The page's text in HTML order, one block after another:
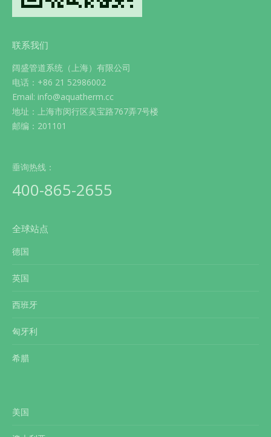
联系我们
阔盛管道系统（上海）有限公司
电话：+86 21 52986002
Email: info@aquatherm.cc
地址：上海市闵行区吴宝路767弄7号楼
邮编：201101
垂询热线：
400-865-2655
全球站点
德国
英国
西班牙
匈牙利
希腊
美国